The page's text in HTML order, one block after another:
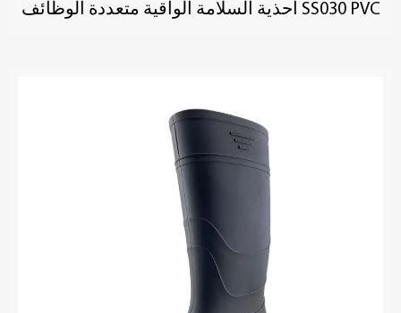
SS030 PVC أحذية السلامة الواقية متعددة الوظائف